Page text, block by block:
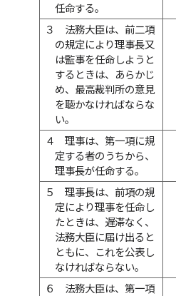
任命する。
３
法務大臣は、前二項
の規定により理事長又
は監事を任命しようと
するときは、あらかじ
め、最高裁判所の意見
を聴かなければならな
い。
４
理事は、第一項に規
定する者のうちから、
理事長が任命する。
５
理事長は、前項の規
定により理事を任命し
たときは、遅滞なく、
法務大臣に届け出ると
ともに、これを公表し
なければならない。
６
法務大臣は、第一項